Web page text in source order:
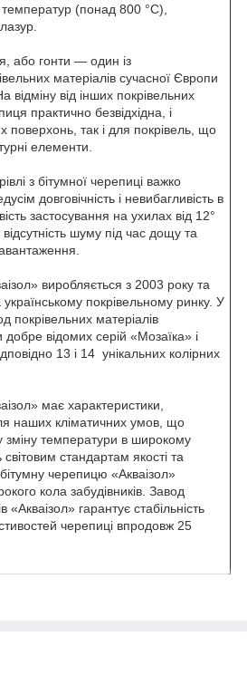
температур (понад 800 °C),
або гонти — один із
матеріалів сучасної Європи
відміну від інших покрівельних
практично безвідхідна, і
поверхонь, так і для покрівель, що
елементи.
з бітумної черепиці важко
довговічність і невибагливість в
застосування на ухилах від 12°
шуму під час дощу та
виробляється з 2003 року та
українському покрівельному ринку. У
покрівельних матеріалів
добре відомих серій «Мозаїка» і
13 і 14 унікальних колірних
має характеристики,
наших кліматичних умов, що
зміну температури в широкому
світовим стандартам якості та
черепицю «Акваізол»
кола забудівників. Завод
«Акваізол» гарантує стабільність
черепиці впродовж 25